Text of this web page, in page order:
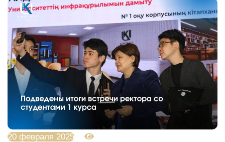
20 февраля 2025